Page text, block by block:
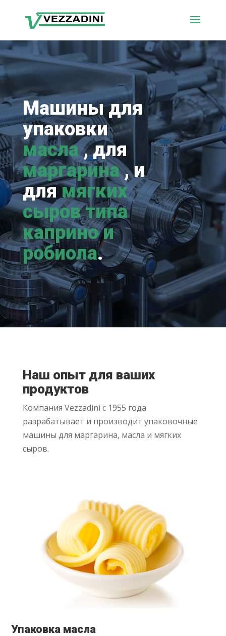
Машины для
упаковки
масла, для
маргарина, и
длямягких
сыров типа
каприно и
робиола.
Наш опыт для ваших
продуктов
Компания Vezzadini с 1955 года
разрабатывает и производит упаковочные
машины для маргарина, масла и мягких
сыров.
Упаковка масла